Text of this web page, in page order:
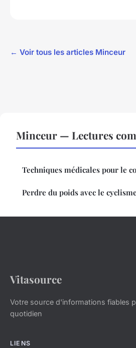
← Voir tous les articles Minceur
Minceur — Lectures
Techniques médicales pour le
Perdre du poids avec le
Vitasource
Votre source d'informations fiables
quotidien
LIENS